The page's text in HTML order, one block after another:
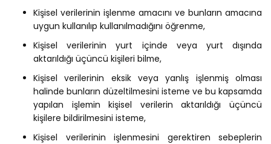
Kişisel verilerinin işlenme amacını ve bunların amacına
uygun kullanılıp kullanılmadığını öğrenme,
Kişisel verilerinin yurt içinde veya yurt dışında
aktarıldığı üçüncü kişileri bilme,
Kişisel verilerinin eksik veya yanlış işlenmiş olması
halinde bunların düzeltilmesini isteme ve bu kapsamda
yapılan işlemin kişisel verilerin aktarıldığı üçüncü
kişilere bildirilmesini isteme,
Kişisel verilerinin işlenmesini gerektiren sebeplerin